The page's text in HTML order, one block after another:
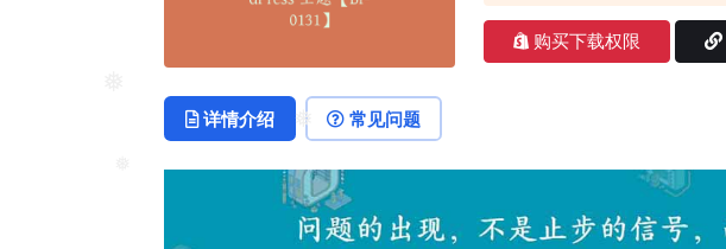
购买下载权限
详情介绍 常见问题